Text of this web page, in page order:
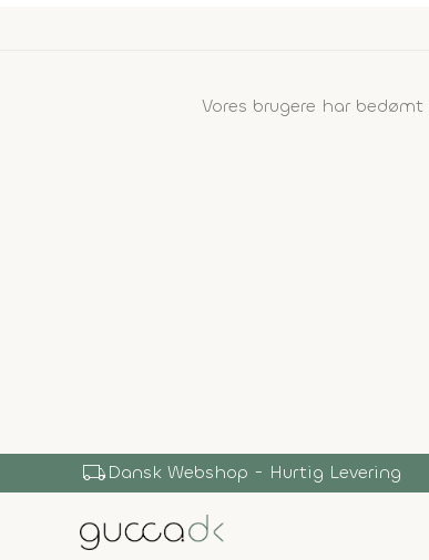
Vores brugere har bedømt
local_shippingDansk Webshop - Hurtig Levering